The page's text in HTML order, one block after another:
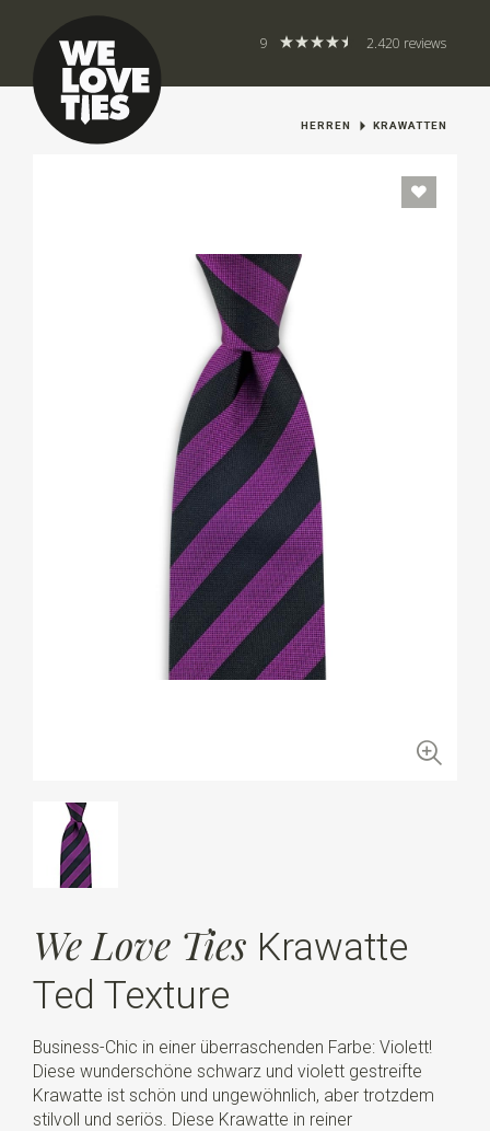
9 2.420 reviews
HERREN KRAWATTEN
We Love Ties Krawatte
Ted Texture
Business-Chic in einer überraschenden Farbe: Violett!
Diese wunderschöne schwarz und violett gestreifte
Krawatte ist schön und ungewöhnlich, aber trotzdem
stilvoll und seriös. Diese Krawatte in reiner